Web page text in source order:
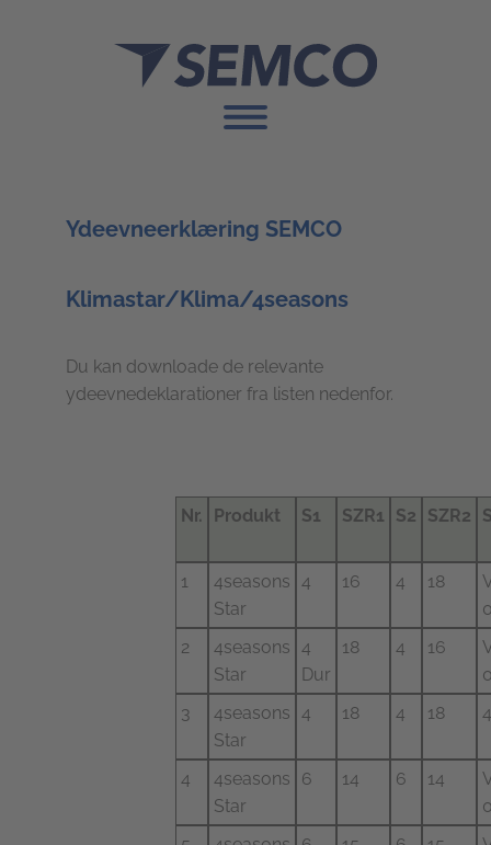
Ydeevneerklæring SEMCO
Klimastar/Klima/4seasons
Du kan downloade de relevante
ydeevnedeklarationer fra listen nedenfor.
Nr. Produkt S1 SZR1 S2 SZR2
1
4seasons
Star
4 16 4 18
2
4seasons
Star
4
Dur
18 4 16
3
4seasons
Star
4 18 4 18 4
4
4seasons
Star
6 14 6 14